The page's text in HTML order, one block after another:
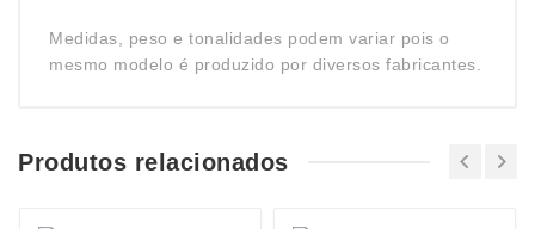
Medidas, peso e tonalidades podem variar pois o
mesmo modelo é produzido por diversos fabricantes.
Produtos relacionados